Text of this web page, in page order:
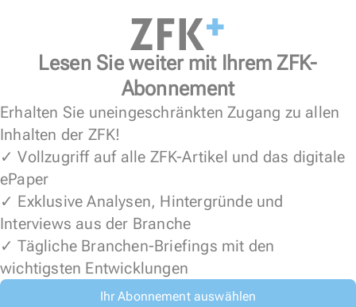
Lesen Sie weiter mit Ihrem ZFK-
Abonnement
Erhalten Sie uneingeschränkten Zugang zu allen
Inhalten der ZFK!
✓ Vollzugriff auf alle ZFK-Artikel und das digitale
ePaper
✓ Exklusive Analysen, Hintergründe und
Interviews aus der Branche
✓ Tägliche Branchen-Briefings mit den
wichtigsten Entwicklungen
Ihr Abonnement auswählen